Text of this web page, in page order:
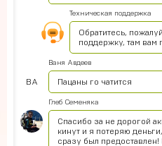
Техническая поддержка
Обратитесь,
поддержку, там вам
ВА
Ваня Авдеев
Пацаны го чатится
Глеб Семеняка
Спасибо за не дорогой
кинут и я потеряю
сразу был